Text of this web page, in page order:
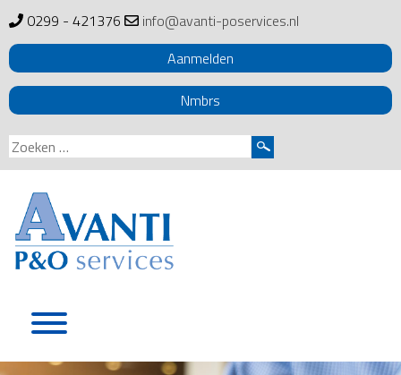
0299 - 421376
info@avanti-poservices.nl
Aanmelden
Nmbrs
Zoeken
naar: